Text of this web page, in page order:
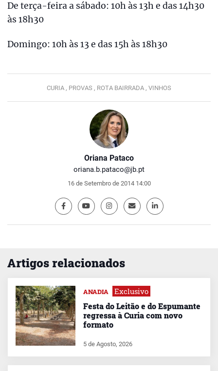
Oriana Pataco
oriana.b.pataco@jb.pt
16 de Setembro de 2014 14:00
De terça-feira a sábado: 10h às 13h e das 14h30
às 18h30
Domingo: 10h às 13 e das 15h às 18h30
CURIA , PROVAS , ROTA BAIRRADA , VINHOS
Artigos relacionados
ANADIA Exclusivo
Festa do Leitão e do Espumante
regressa à Curia com novo
formato
5 de Agosto, 2026